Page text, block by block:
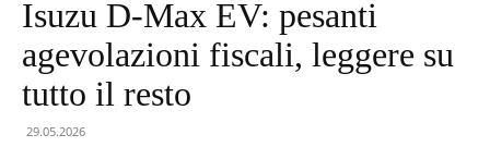
Isuzu D-Max EV: pesanti
agevolazioni fiscali, leggere su
tutto il resto
29.05.2026